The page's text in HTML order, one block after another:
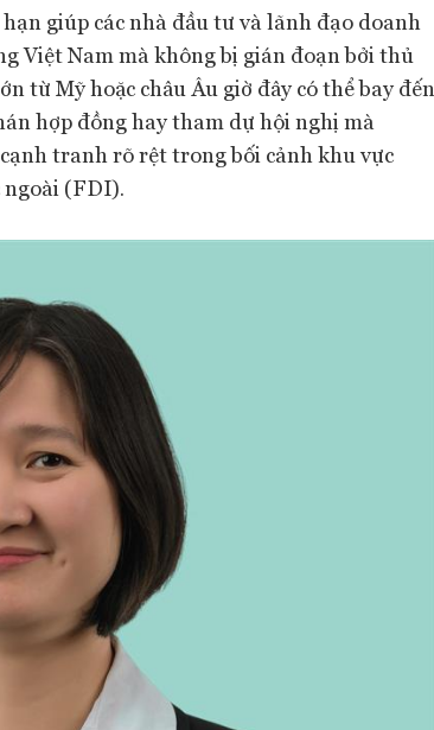
giúp các nhà đầu tư và lãnh đạo doanh
Việt Nam mà không bị gián đoạn bởi thủ
từ Mỹ hoặc châu Âu giờ đây có thể bay đến
hợp đồng hay tham dự hội nghị mà
tranh rõ rệt trong bối cảnh khu vực
(FDI).